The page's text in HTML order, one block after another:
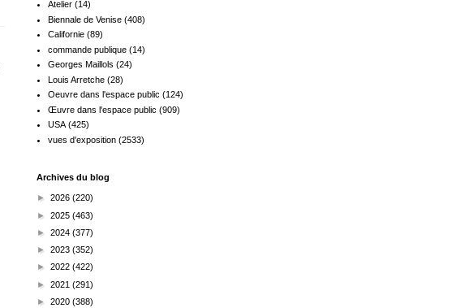
Atelier (14)
Biennale de Venise (408)
Californie (89)
commande publique (14)
Georges Maillols (24)
Louis Arretche (28)
Oeuvre dans l'espace public (124)
Œuvre dans l'espace public (909)
USA (425)
vues d'exposition (2533)
Archives du blog
► 2026 (220)
► 2025 (463)
► 2024 (377)
► 2023 (352)
► 2022 (422)
► 2021 (291)
► 2020 (388)